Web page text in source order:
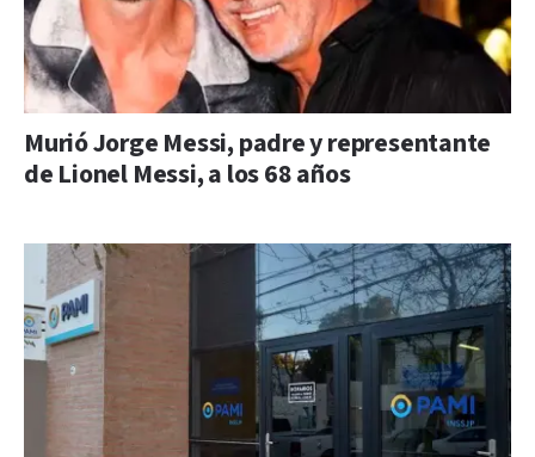
Murió Jorge Messi, padre y representante
de Lionel Messi, a los 68 años